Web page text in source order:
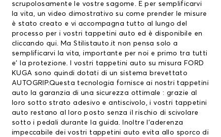
scrupolosamente le vostre sagome. E per semplificarvi
la vita, un video dimostrativo su come prender le misure
è stato creato e vi accompagna tutto al lungo del
processo per i vostri tappetini auto ed è disponibile en
cliccando qui. Ma Stilistauto.it non pensa solo a
semplificarvi la vita, importante per noi e primo tra tutti
e’ la protezione. I vostri tappetini auto su misura FORD
KUGA sono quindi dotati di un sistema brevettato
AUTOGRIP.Questa tecnologia fornisce ai nostri tappetini
auto la garanzia di una sicurezza ottimale : grazie al
loro sotto strato adesivo e antiscivolo, i vostri tappetini
auto restano al loro posto senza il rischio di scivolare
sotto i pedali durante la guida. Inoltre l’aderenza
impeccabile dei vostri tappetini auto evita allo sporco di